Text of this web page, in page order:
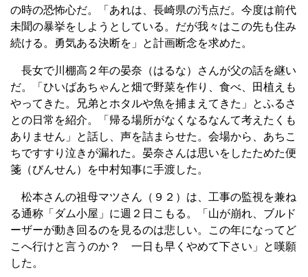
の時の恐怖心だ。「あれは、長崎県の汚点だ。今度は前代
未聞の暴挙をしようとしている。だが我々はこの先も住み
続ける。勇気ある決断を」と計画断念を求めた。
長女で川棚高２年の晏奈（はるな）さんが父の話を継い
だ。「ひいばあちゃんと畑で野菜を作り、食べ、田植えも
やってきた。兄弟とホタルや魚を捕まえてきた」とふるさ
との日常を紹介。「帰る場所がなくなるなんて考えたくも
ありません」と話し、声を詰まらせた。会場から、あちこ
ちですすり泣きが漏れた。晏奈さんは思いをしたためた便
箋（びんせん）を中村知事に手渡した。
松本さんの祖母マツさん（９２）は、工事の監視を兼ね
る通称「ダム小屋」に週２日こもる。「山が崩れ、ブルド
ーザーが動き回るのを見るのは悲しい。この年になってど
こへ行けと言うのか？ 一日も早くやめて下さい」と嘆願
した。